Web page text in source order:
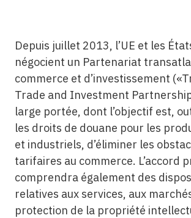
Depuis juillet 2013, l’UE et les
négocient un Partenariat
commerce et d’investissement
Trade and Investment
large portée, dont l’objectif est,
les droits de douane pour les
et industriels, d’éliminer les
tarifaires au commerce. L’accord
comprendra également des
relatives aux services, aux
protection de la propriété